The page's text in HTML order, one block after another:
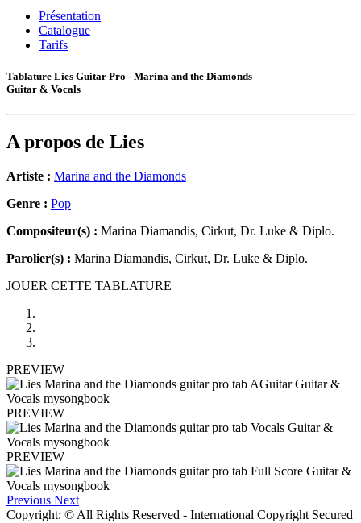
Présentation
Catalogue
Tarifs
Tablature Lies Guitar Pro - Marina and the Diamonds
Guitar & Vocals
A propos de Lies
Artiste : Marina and the Diamonds
Genre : Pop
Compositeur(s) : Marina Diamandis, Cirkut, Dr. Luke & Diplo.
Parolier(s) : Marina Diamandis, Cirkut, Dr. Luke & Diplo.
JOUER CETTE TABLATURE
PREVIEW
PREVIEW
PREVIEW
Previous Next
Copyright: © All Rights Reserved - International Copyright Secured